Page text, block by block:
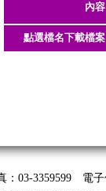
內
點選檔名下載檔
：03-3359599 電